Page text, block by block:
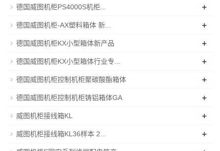
德国威图机柜PS4000S机柜... +
德国威图机柜-AX塑料箱体 新... +
德国威图机柜KX小型箱体新产品 +
德国威图机柜KX小型箱体行业专... +
德国威图机柜控制机柜聚碳酸酯箱体 +
德国威图机柜控制机柜铸铝箱体GA +
威图机柜接线箱KL +
威图机柜接线箱KL36样本 2... +